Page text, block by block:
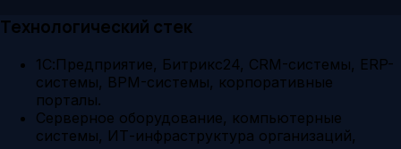
Технологический стек
1С:Предприятие, Битрикс24, CRM-системы, ERP-
системы, BPM-системы, корпоративные
порталы.
Серверное оборудование, компьютерные
системы, ИТ-инфраструктура организаций,